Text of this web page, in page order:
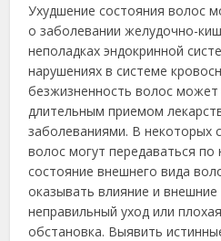
Ухудшение состояния волос
о заболевании желудочно-
неполадках эндокринной
нарушениях в системе
безжизненность волос
длительным приемом
заболеваниями. В некоторых
волос могут передаваться по
состояние внешнего вида
оказывать влияние и
неправильный уход или
обстановка. Выявить